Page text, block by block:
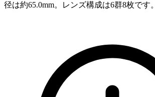
径は約65.0mm。レンズ構成は6群8枚です。